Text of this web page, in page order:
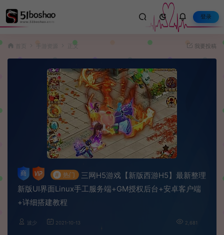
登录
手游资源 正文 我要投稿
# 热门
三网H5游戏【新版西游H5】最新整理
新版UI界面Linux手工服务端+GM授权后台+安卓客户端
+详细搭建教程
波少 2021-10-13 2,681